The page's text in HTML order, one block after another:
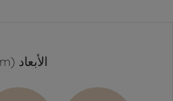
الأبعاد (cm)